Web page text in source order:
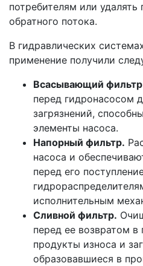
потребителям или
обратного потока.
В гидравлических
применение получили
Всасывающий
перед гидронасосом
загрязнений,
элементы насоса.
Напорный фильтр.
насоса и
перед его
исполнительным
Сливной фильтр.
перед ее возвратом в
продукты износа и
образовавшиеся в